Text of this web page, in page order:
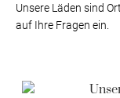
Unsere Läden sind
auf Ihre Fragen ein.